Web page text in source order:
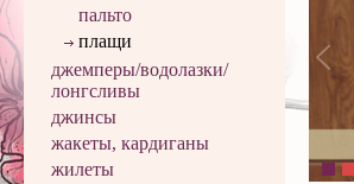
пальто
плащи
джемперы/водолазки/
лонгсливы
джинсы
жакеты, кардиганы
жилеты